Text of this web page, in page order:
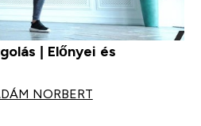
| Előnyei és
NORBERT